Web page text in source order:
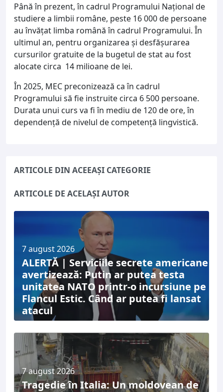
Până în prezent, în cadrul Programului Național de
studiere a limbii române, peste 16 000 de persoane
au învățat limba română în cadrul Programului. În
ultimul an, pentru organizarea și desfășurarea
cursurilor gratuite de la bugetul de stat au fost
alocate circa 14 milioane de lei.
În 2025, MEC preconizează ca în cadrul
Programului să fie instruite circa 6 500 persoane.
Durata unui curs va fi în mediu de 120 de ore, în
dependență de nivelul de competență lingvistică.
ARTICOLE DIN ACEEAȘI CATEGORIE
ARTICOLE DE ACELAȘI AUTOR
7 august 2026
ALERTĂ | Serviciile secrete americane
avertizează: Putin ar putea testa
unitatea NATO printr-o incursiune pe
Flancul Estic. Când ar putea fi lansat
atacul
7 august 2026
Tragedie în Italia: Un moldovean de